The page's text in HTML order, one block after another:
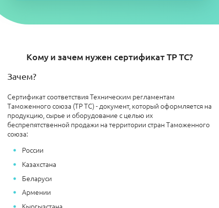
Кому и зачем нужен сертификат ТР ТС?
Зачем?
Сертификат соответствия Техническим регламентам
Таможенного союза (ТР ТС) - документ, который оформляется на
продукцию, сырье и оборудование с целью их
беспрепятственной продажи на территории стран Таможенного
союза:
России
Казахстана
Беларуси
Армении